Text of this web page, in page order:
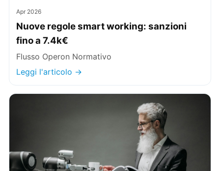
Apr 2026
Nuove regole smart working: sanzioni
fino a 7.4k€
Flusso Operon Normativo
Leggi l'articolo →